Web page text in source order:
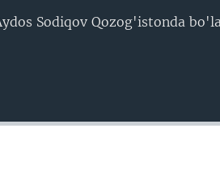
Sodiqov Qozog'istonda